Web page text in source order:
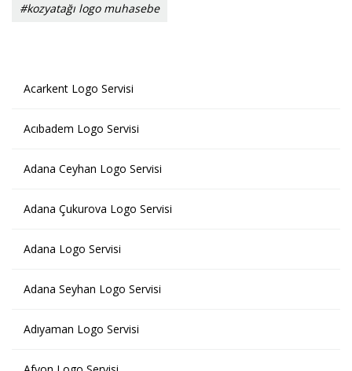
#kozyatağı logo muhasebe
Acarkent Logo Servisi
Acıbadem Logo Servisi
Adana Ceyhan Logo Servisi
Adana Çukurova Logo Servisi
Adana Logo Servisi
Adana Seyhan Logo Servisi
Adıyaman Logo Servisi